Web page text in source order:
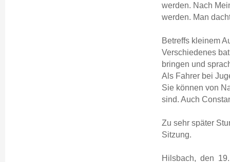
werden. Nach
werden. Man
Betreffs kleinem
Verschiedenes
bringen und
Als Fahrer bei
Sie können von
sind. Auch
Zu sehr später
Sitzung.
Hilsbach, den